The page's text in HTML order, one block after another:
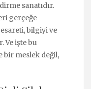
sanatıdır.
gerçeğe
bilgiyi ve
Ve işte bu
bir meslek değil,